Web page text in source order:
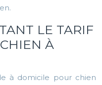
LE TARIF
À
à domicile pour chien